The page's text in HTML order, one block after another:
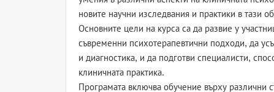
новите научни изследвания и практики в тази
Основните цели на курса са да развие у
съвременни психотерапевтични подходи, да
и диагностика, и да подготви специалисти,
клиничната практика.
Програмата включва обучение върху различни